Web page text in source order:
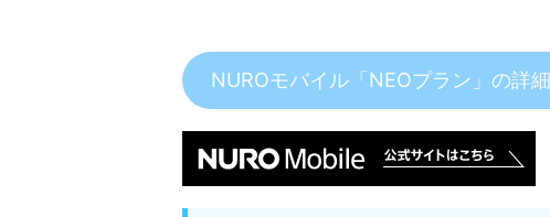
NUROモバイル「NEOプラン」の詳